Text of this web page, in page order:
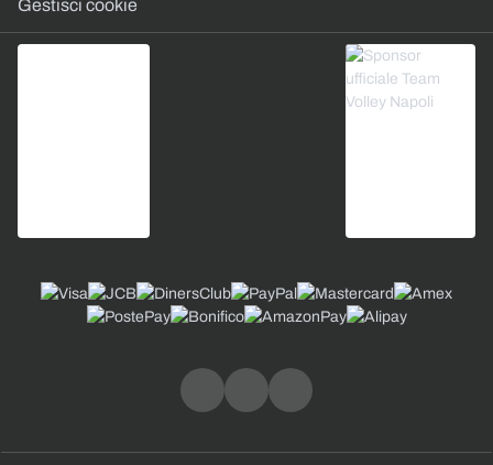
Gestisci cookie